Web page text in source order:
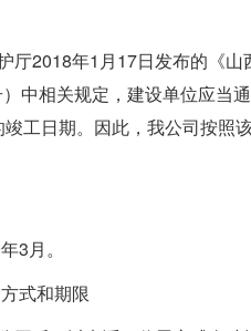
2018年1月17日发布的《山
）中相关规定，建设单位应
工日期。因此，我公司按照
3月。
式和期限